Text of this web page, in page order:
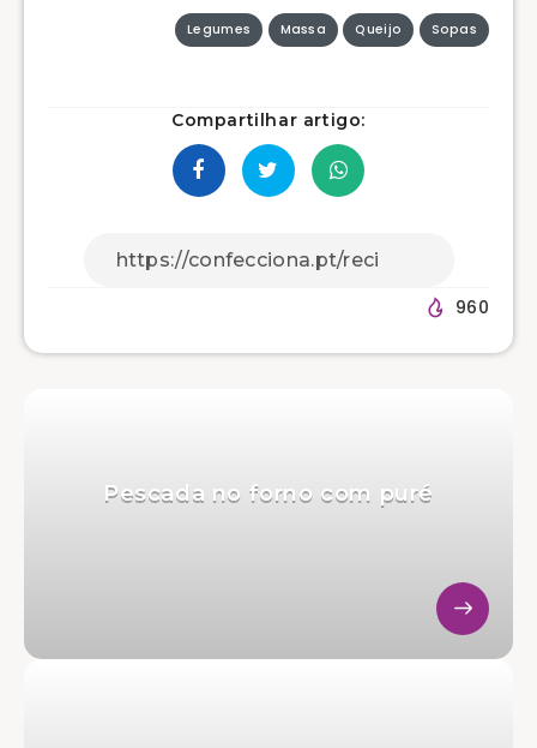
Legumes Massa Queijo Sopas
Compartilhar artigo:
960
Pescada no forno com puré